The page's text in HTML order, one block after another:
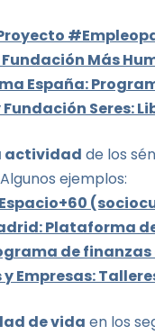
Más
España:
Seres:
actividad de los
ejemplos:
Plataforma
de
Empresas:
de vida en los